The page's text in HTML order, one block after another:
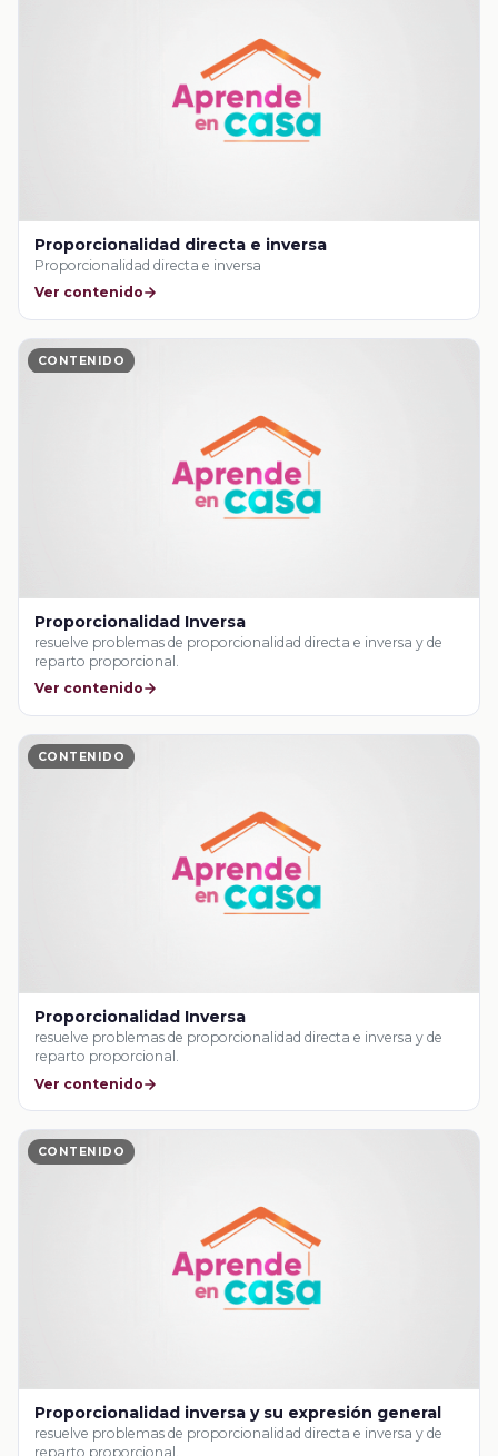
Proporcionalidad directa e inversa
Proporcionalidad directa e inversa
Ver contenido
CONTENIDO
Proporcionalidad Inversa
resuelve problemas de proporcionalidad directa e inversa y de
reparto proporcional.
Ver contenido
CONTENIDO
Proporcionalidad Inversa
resuelve problemas de proporcionalidad directa e inversa y de
reparto proporcional.
Ver contenido
CONTENIDO
Proporcionalidad inversa y su expresión general
resuelve problemas de proporcionalidad directa e inversa y de
reparto proporcional.